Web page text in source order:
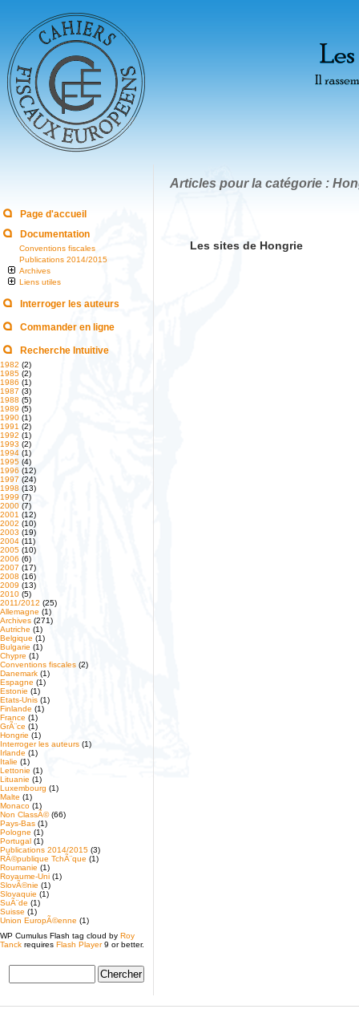
Page d'accueil
Documentation
Conventions fiscales
Publications 2014/2015
Archives
Liens utiles
Interroger les auteurs
Commander en ligne
Recherche Intuitive
1982 (2)
1985 (2)
1986 (1)
1987 (3)
1988 (5)
1989 (5)
1990 (1)
1991 (2)
1992 (1)
1993 (2)
1994 (1)
1995 (4)
1996 (12)
1997 (24)
1998 (13)
1999 (7)
2000 (7)
2001 (12)
2002 (10)
2003 (19)
2004 (11)
2005 (10)
2006 (6)
2007 (17)
2008 (16)
2009 (13)
2010 (5)
2011/2012 (25)
Allemagne (1)
Archives (271)
Autriche (1)
Belgique (1)
Bulgarie (1)
Chypre (1)
Conventions fiscales (2)
Danemark (1)
Espagne (1)
Estonie (1)
Etats-Unis (1)
Finlande (1)
France (1)
GrÃ¨ce (1)
Hongrie (1)
Interroger les auteurs (1)
Irlande (1)
Italie (1)
Lettonie (1)
Lituanie (1)
Luxembourg (1)
Malte (1)
Monaco (1)
Non ClassÃ©(66)
Pays-Bas (1)
Pologne (1)
Portugal (1)
Publications 2014/2015 (3)
RÃ©publique TchÃ¨que (1)
Roumanie (1)
Royaume-Uni (1)
SlovÃ©nie (1)
Slovaquie (1)
SuÃ¨de (1)
Suisse (1)
Union EuropÃ©enne (1)
WP Cumulus Flash tag cloud by Roy
Tanck requires Flash Player9 or better.
Articles pour la catégorie :
Les sites de Hongrie